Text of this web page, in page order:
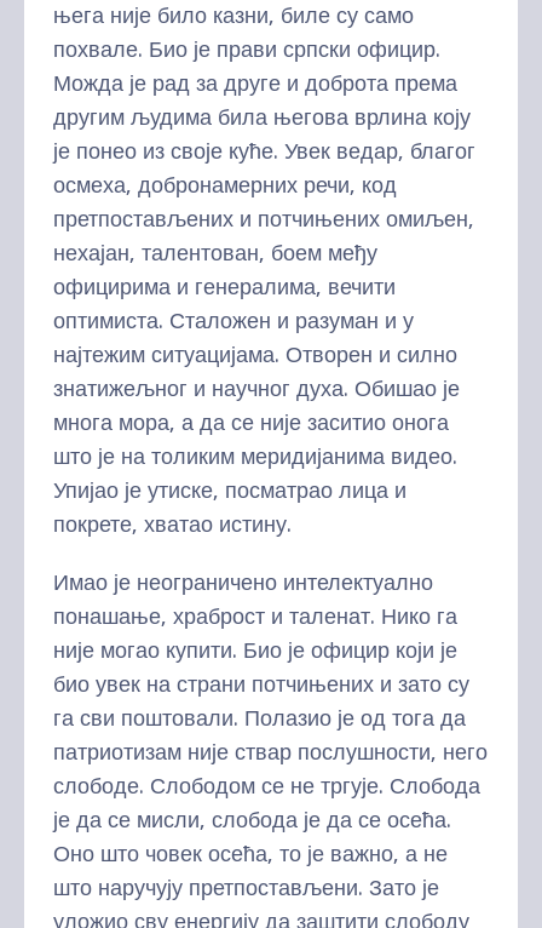
њега није било казни, биле су само
похвале. Био је прави српски официр.
Можда је рад за друге и доброта према
другим људима била његова врлина коју
је понео из своје куће. Увек ведар, благог
осмеха, добронамерних речи, код
претпостављених и потчињених омиљен,
нехајан, талентован, боем међу
официрима и генералима, вечити
оптимиста. Сталожен и разуман и у
најтежим ситуацијама. Отворен и силно
знатижељног и научног духа. Обишао је
многа мора, а да се није заситио онога
што је на толиким меридијанима видео.
Упијао је утиске, посматрао лица и
покрете, хватао истину.
Имао је неограничено интелектуално
понашање, храброст и таленат. Нико га
није могао купити. Био је официр који је
био увек на страни потчињених и зато су
га сви поштовали. Полазио је од тога да
патриотизам није ствар послушности, него
слободе. Слободом се не тргује. Слобода
је да се мисли, слобода је да се осећа.
Оно што човек осећа, то је важно, а не
што наручују претпостављени. Зато је
уложио сву енергију да заштити слободу